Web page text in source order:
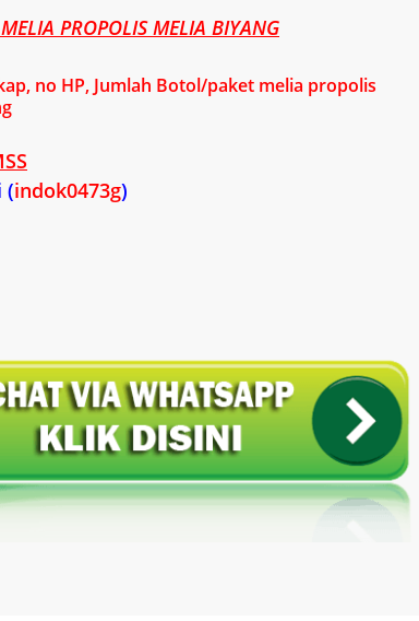
PROPOLIS MELIA BIYANG
no HP, Jumlah Botol/paket melia propolis
(indok0473g)